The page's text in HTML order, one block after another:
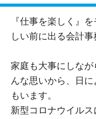
『仕事を楽しく』
しい前に出る会計事
家庭も大事にしな
んな思いから、日
もいます。
新型コロナウイル